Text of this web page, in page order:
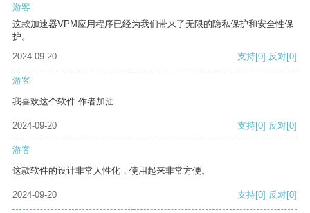
游客
这款加速器VPM应用程序已经为我们带来了无限的隐私保护和安全性保
护。
2024-09-20
支持[0] 反对[0]
游客
我喜欢这个软件 作者加油
2024-09-20 支持[0] 反对[0]
游客
这款软件的设计非常人性化，使用起来非常方便。
2024-09-20 支持[0] 反对[0]